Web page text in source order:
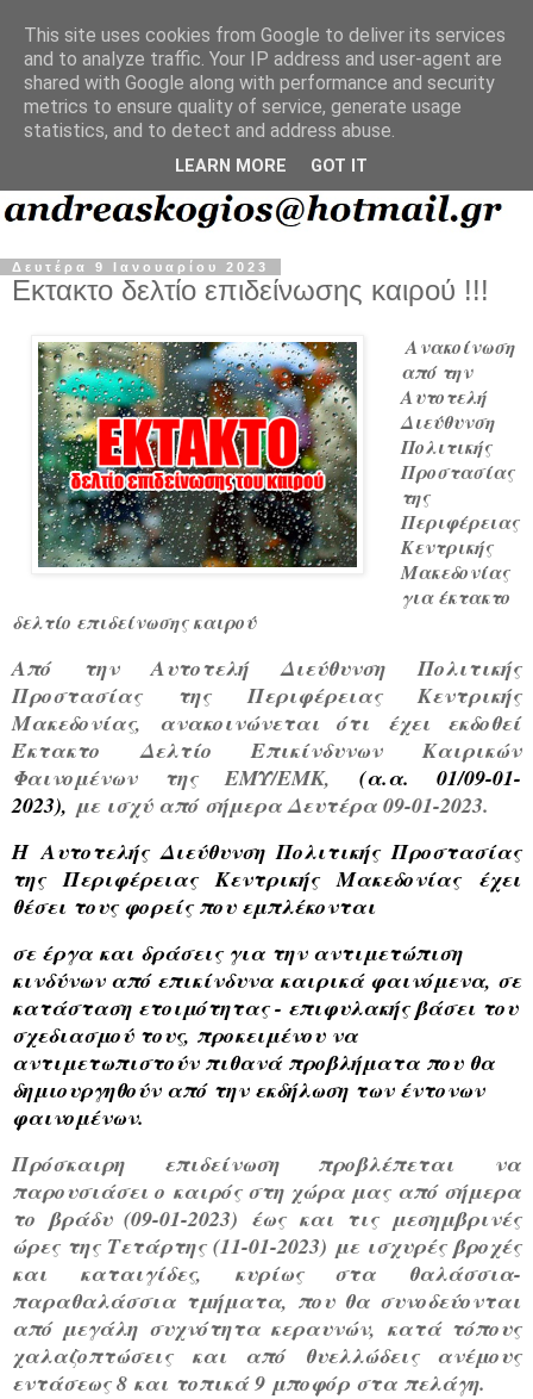
Δευτέρα 9 Ιανουαρίου 2023
Εκτακτο δελτίο επιδείνωσης καιρού !!!
Ανακοίνωση
από την
Αυτοτελή
Διεύθυνση
Πολιτικής
Προστασίας
της
Περιφέρειας
Κεντρικής
Μακεδονίας
για έκτακτο
δελτίο επιδείνωσης καιρού
Από την Αυτοτελή Διεύθυνση Πολιτικής
Προστασίας της Περιφέρειας Κεντρικής
Μακεδονίας, ανακοινώνεται ότι έχει εκδοθεί
Έκτακτο Δελτίο Επικίνδυνων Καιρικών
Φαινομένων της ΕΜΥ/ΕΜΚ,
(α.α. 01/09-01-
2023), με ισχύ από σήμερα Δευτέρα 09-01-2023.
ΗΑυτοτελής Διεύθυνση Πολιτικής Προστασίας
της Περιφέρειας Κεντρικής Μακεδονίας έχει
θέσει τους φορείς που εμπλέκονται
σε έργα και δράσεις για την αντιμετώπιση
κινδύνων από επικίνδυνα καιρικά φαινόμενα, σε
κατάσταση ετοιμότητας - επιφυλακής βάσει του
σχεδιασμού τους, προκειμένου να
αντιμετωπιστούν πιθανά προβλήματα που θα
δημιουργηθούν από την εκδήλωση των έντονων
φαινομένων.
Πρόσκαιρη επιδείνωση προβλέπεται να
παρουσιάσει ο καιρός στη χώρα μας από σήμερα
το βράδυ (09-01-2023) έως και τις μεσημβρινές
ώρες της Τετάρτης (11-01-2023) με ισχυρές βροχές
και καταιγίδες, κυρίως στα θαλάσσια-
παραθαλάσσια τμήματα, που θα συνοδεύονται
από μεγάλη συχνότητα κεραυνών, κατά τόπους
χαλαζοπτώσεις και από θυελλώδεις ανέμους
εντάσεως 8 και τοπικά 9 μποφόρ στα πελάγη.
This site uses cookies from Google to deliver its services
and to analyze traffic. Your IP address and user-agent are
shared with Google along with performance and security
metrics to ensure quality of service, generate usage
statistics, and to detect and address abuse.
LEARN MORE GOT IT